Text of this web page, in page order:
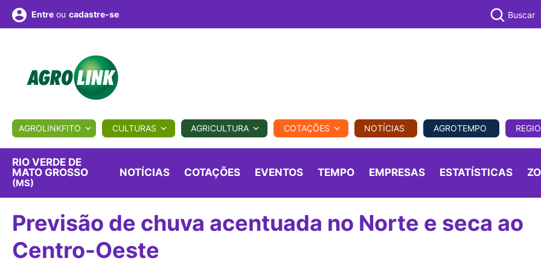
BIOLÓGICOS COTAÇÕES NOTÍCIAS AGROTEMPO REGIONAL COMERCIAL AGROVIAGENS
Fotos
Entre ou cadastre-se Buscar
AGROLINKFITO CULTURAS AGRICULTURA COTAÇÕES NOTÍCIAS AGROTEMPO
RIO VERDE DE
MATO GROSSO
(MS)
NOTÍCIAS COTAÇÕES EVENTOS TEMPO EMPRESAS ESTATÍSTICAS
Previsão de chuva acentuada no Norte e seca ao
Centro-Oeste